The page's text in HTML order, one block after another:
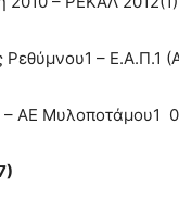
Ρεθύμνου1 – Ε.Α.Π.1
– ΑΕ Μυλοποτάμου1